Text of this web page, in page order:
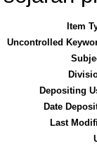
Item
Uncontrolled
Depositing
Date
Last